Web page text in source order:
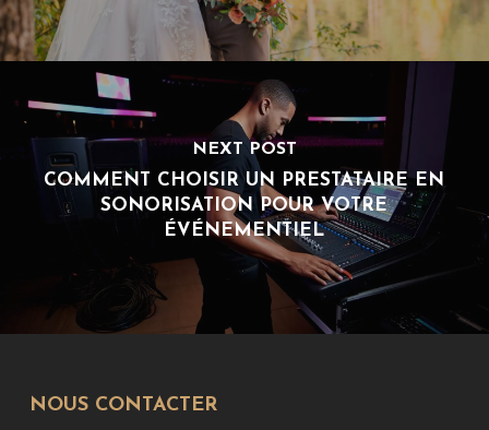
NEXT POST
COMMENT CHOISIR UN PRESTATAIRE EN
SONORISATION POUR VOTRE
ÉVÉNEMENTIEL
NOUS CONTACTER